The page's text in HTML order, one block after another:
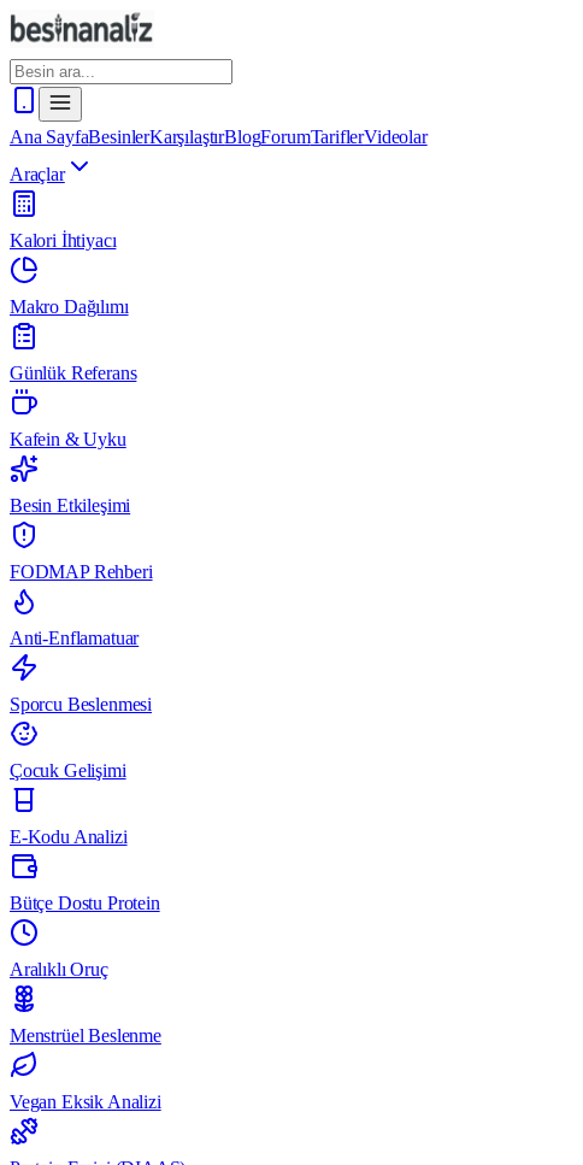
Ana SayfaBesinlerKarşılaştırBlogForumTariflerVideolar
Araçlar
Kalori İhtiyacı
Makro Dağılımı
Günlük Referans
Kafein & Uyku
Besin Etkileşimi
FODMAP Rehberi
Anti-Enflamatuar
Sporcu Beslenmesi
Çocuk Gelişimi
E-Kodu Analizi
Bütçe Dostu Protein
Aralıklı Oruç
Menstrüel Beslenme
Vegan Eksik Analizi